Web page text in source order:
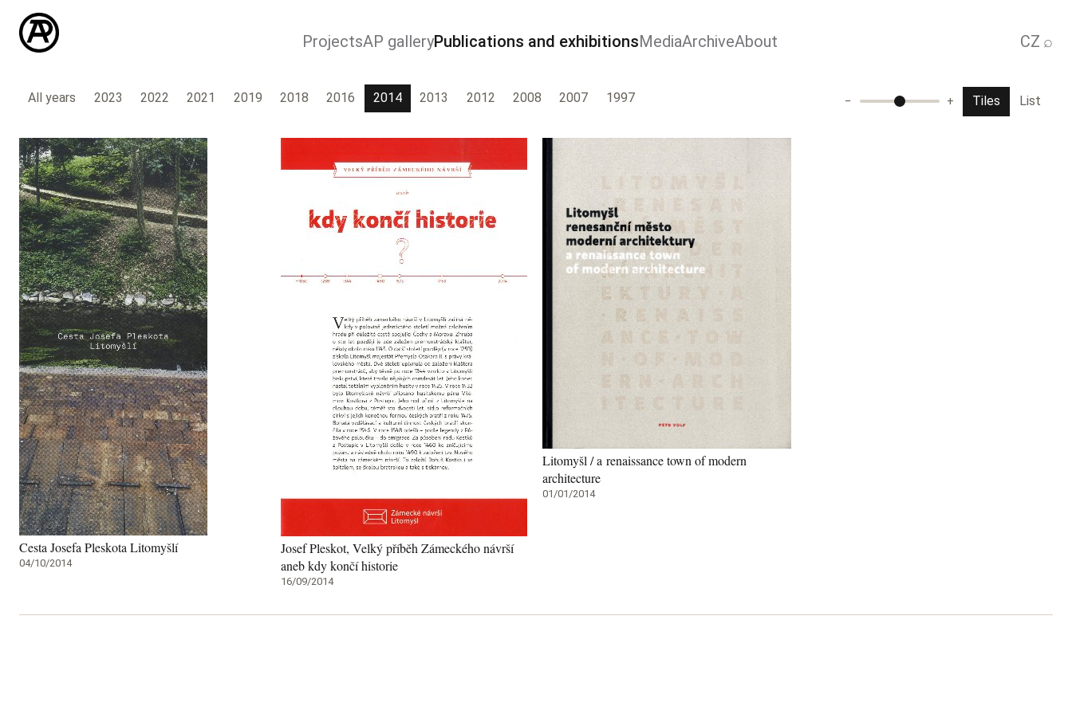
ProjectsAP galleryPublications and exhibitionsMediaArchiveAbout CZ ⌕
All years 2023 2022 2021 2019 2018 2016 2014 2013 2012 2008 2007 1997 − + Tiles List
Cesta Josefa Pleskota Litomyšlí
04/10/2014
Josef Pleskot, Velký příběh Zámeckého návrší
aneb kdy končí historie
16/09/2014
Litomyšl / a renaissance town of modern
architecture
01/01/2014